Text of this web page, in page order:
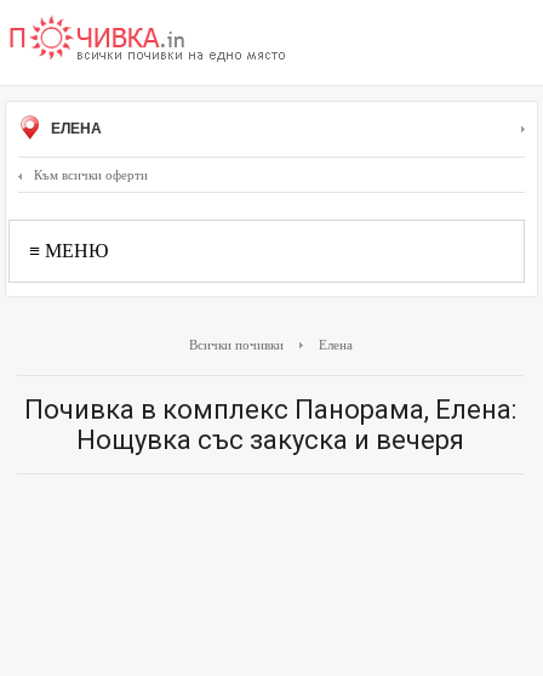
ЕЛЕНА
Към всички оферти
≡ МЕНЮ
Всички почивки Елена
Почивка в комплекс Панорама, Елена:
Нощувка със закуска и вечеря